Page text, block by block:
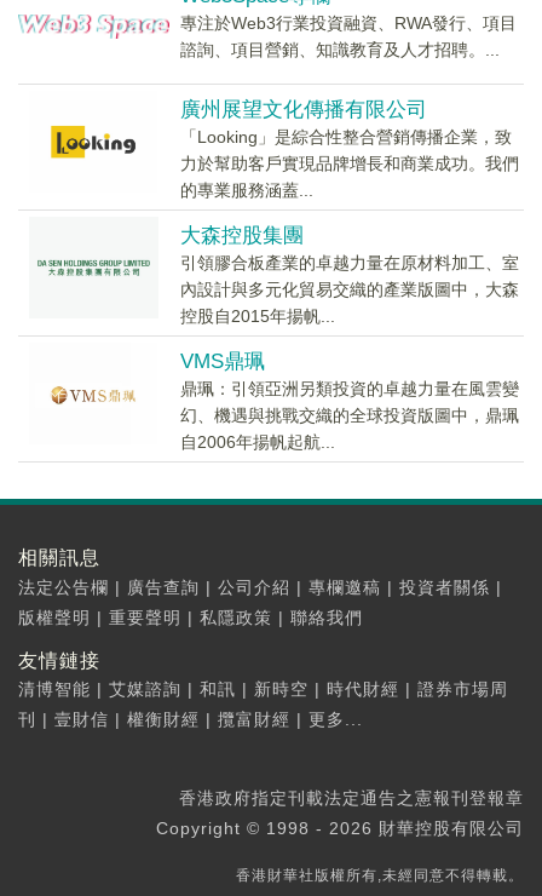
專注於Web3行業投資融資、RWA發行、項目
諮詢、項目營銷、知識教育及人才招聘。...
廣州展望文化傳播有限公司
「Looking」是綜合性整合營銷傳播企業，致
力於幫助客戶實現品牌增長和商業成功。我們
的專業服務涵蓋...
大森控股集團
引領膠合板產業的卓越力量在原材料加工、室
內設計與多元化貿易交織的產業版圖中，大森
控股自2015年揚帆...
VMS鼎珮
鼎珮：引領亞洲另類投資的卓越力量在風雲變
幻、機遇與挑戰交織的全球投資版圖中，鼎珮
自2006年揚帆起航...
相關訊息
法定公告欄 | 廣告查詢 | 公司介紹 | 專欄邀稿 | 投資者關係 |
版權聲明 | 重要聲明 | 私隱政策 | 聯絡我們
友情鏈接
清博智能 | 艾媒諮詢 | 和訊 | 新時空 | 時代財經 | 證券市場周
刊
| 壹財信 | 權衡財經 | 攬富財經 | 更多...
香港政府指定刊載法定通告之憲報刊登報章
Copyright © 1998 - 2026 財華控股有限公司
香港財華社版權所有,未經同意不得轉載。